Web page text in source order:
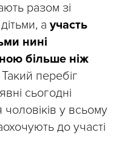
разом зі
а участь
нині
більше ніж
Такий перебіг
сьогодні
у всьому
до участі